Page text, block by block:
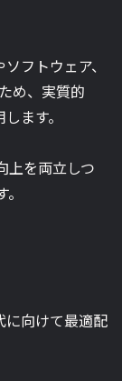
フトウェア、
め、実質的
ます。
上を両立しつ
に向けて最適配